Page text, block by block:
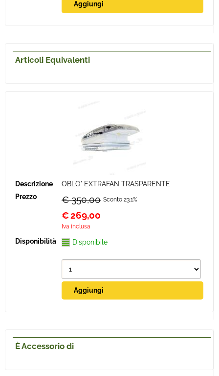
Articoli Equivalenti
OBLO' EXTRAFAN TRASPARENTE
€ 350,00 Sconto 23.1%
€269,00
Iva inclusa
Disponibile
È Accessorio di